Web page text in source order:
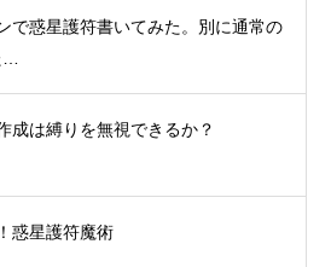
で惑星護符書いてみた。別に通常の
成は縛りを無視できるか？
惑星護符魔術